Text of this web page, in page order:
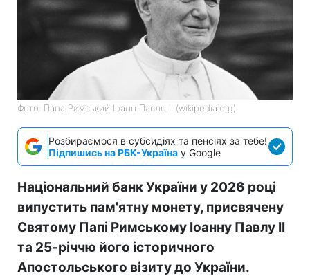
Фото: Папа Римський Іоанн Павло II (wikipedia.org)
Розбираємося в субсидіях та пенсіях за тебе!
Підпишись на РБК-Україна у Google
Національний банк України у 2026 році
випустить пам'ятну монету, присвячену
Святому Папі Римському Іоанну Павлу II
та 25-річчю його історичного
Апостольського візиту до України.